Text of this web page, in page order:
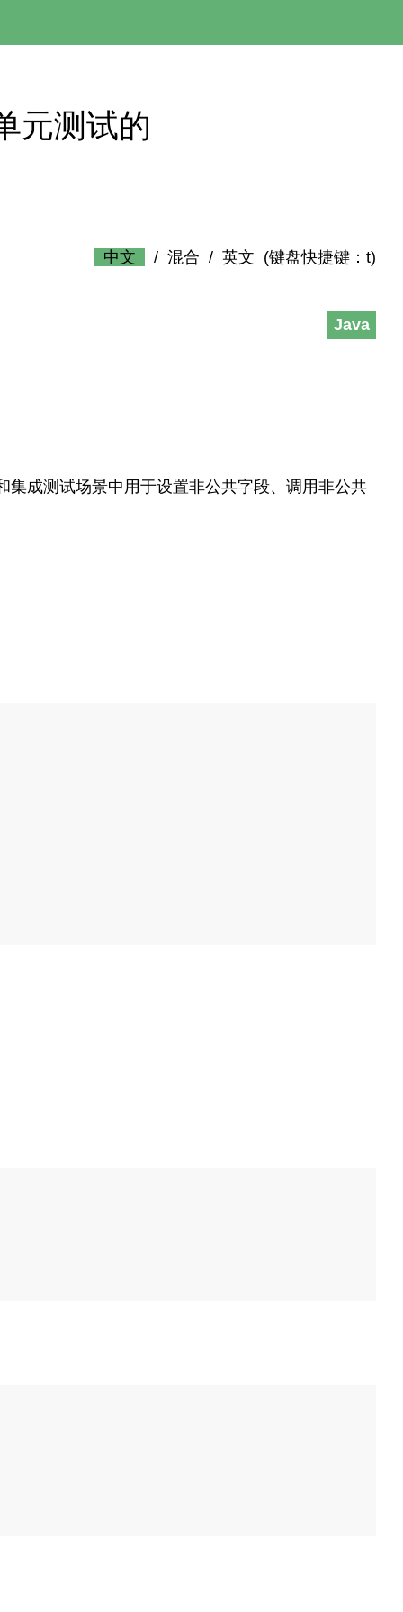
元测试的
中文 / 混合 / 英文 (键盘快捷键：t)
Java
成测试场景中用于设置非公共字段、调用非公共